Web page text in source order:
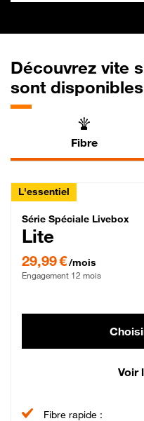
Découvrez vite
sont
Fibre
L'essentiel
Série Spéciale
Série Spéciale Livebox
Lite
29,99 €/mois
Engagement 12 mois
Voir
Fibre rapide :